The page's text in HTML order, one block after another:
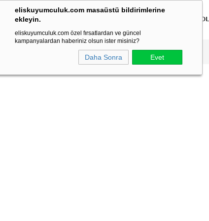
eliskuyumculuk.com masaüstü bildirimlerine
ekleyin.
eliskuyumculuk.com özel fırsatlardan ve güncel
kampanyalardan haberiniz olsun ister misiniz?
Daha Sonra Evet
BİLEKLİKLER